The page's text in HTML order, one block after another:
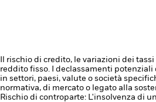
Il rischio di credito, le variazioni dei
reddito fisso. I declassamenti
in settori, paesi, valute o società
normativa, di mercato o legato alla
Rischio di controparte: L'insolvenza di